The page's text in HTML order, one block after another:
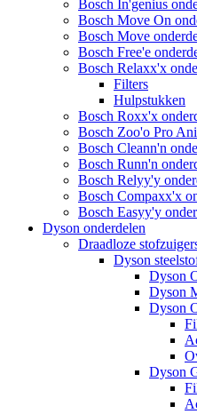
Bosch In'genius
Bosch Move On
Bosch Move
Bosch Free'e
Bosch Relaxx'x
Filters
Hulpstukken
Bosch Roxx'x
Bosch Zoo'o Pro
Bosch Cleann'n
Bosch Runn'n
Bosch Relyy'y
Bosch Compaxx'x
Bosch Easyy'y
Dyson onderdelen
Draadloze
Dyson
Dyson
Dyson
Dyson
Dyson